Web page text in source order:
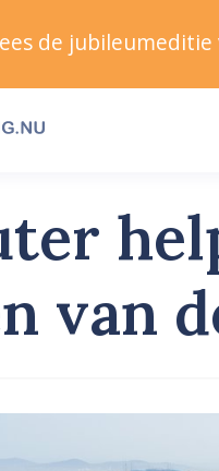
van
de